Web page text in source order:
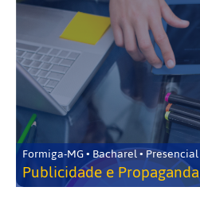
Formiga-MG • Bacharel • Presencial
Publicidade e Propaganda